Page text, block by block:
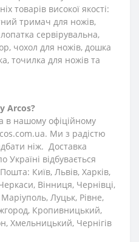
товарів високої якості:
тримач для ножів,
сервірувальна,
чохол для ножів, дошка
точилка для ножів та
Arcos?
в нашому офіційному
Ми з радістю
ніж. Доставка
відбувається
Київ, Львів, Харків,
Вінниця, Чернівці,
Луцьк, Рівне,
Кропивницький,
Хмельницький, Чернігів